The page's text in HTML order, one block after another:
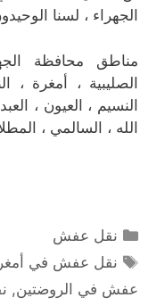
الجهراء ، لسنا
مناطق محافظة
الصليبية ، أمغرة ،
النسيم ، العيون ،
الله ، السالمي ،
التصنيفات
نقل عفش
الوسوم
نقل عفش في
عفش في الروضتين,